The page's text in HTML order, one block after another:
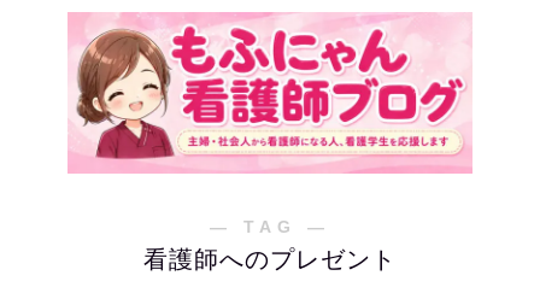
― TAG ―
看護師へのプレゼント